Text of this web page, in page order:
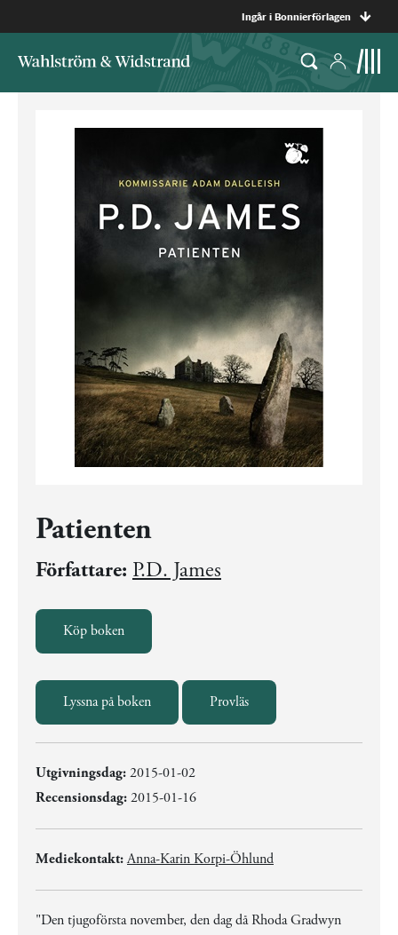
Ingår i Bonnierförlagen
Patienten
Författare: P.D. James
Köp boken
Lyssna på boken Provläs
Utgivningsdag:2015-01-02
Recensionsdag:2015-01-16
Mediekontakt:Anna-Karin Korpi-Öhlund
"Den tjugoförsta november, den dag då Rhoda Gradwyn